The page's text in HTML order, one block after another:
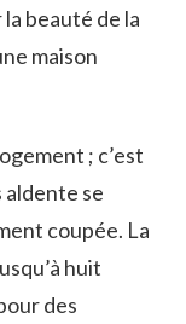
beauté de la
maison
; c’est
aldente se
coupée. La
huit
des